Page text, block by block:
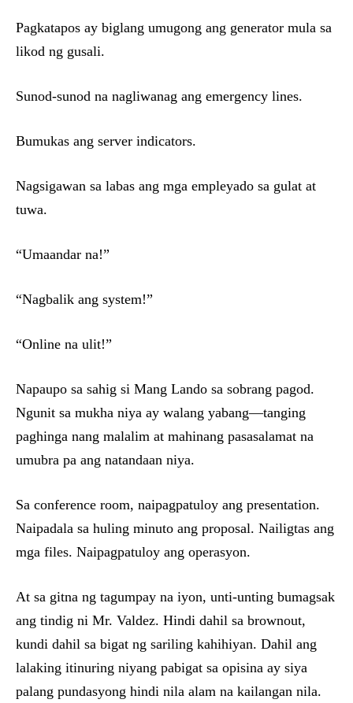
Pagkatapos ay biglang umugong ang generator mula sa
likod ng gusali.
Sunod-sunod na nagliwanag ang emergency lines.
Bumukas ang server indicators.
Nagsigawan sa labas ang mga empleyado sa gulat at
tuwa.
“Umaandar na!”
“Nagbalik ang system!”
“Online na ulit!”
Napaupo sa sahig si Mang Lando sa sobrang pagod.
Ngunit sa mukha niya ay walang yabang—tanging
paghinga nang malalim at mahinang pasasalamat na
umubra pa ang natandaan niya.
Sa conference room, naipagpatuloy ang presentation.
Naipadala sa huling minuto ang proposal. Nailigtas ang
mga files. Naipagpatuloy ang operasyon.
At sa gitna ng tagumpay na iyon, unti-unting bumagsak
ang tindig ni Mr. Valdez. Hindi dahil sa brownout,
kundi dahil sa bigat ng sariling kahihiyan. Dahil ang
lalaking itinuring niyang pabigat sa opisina ay siya
palang pundasyong hindi nila alam na kailangan nila.